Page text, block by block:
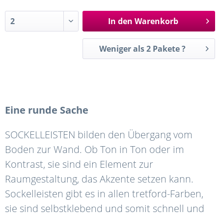
In den Warenkorb
Weniger als 2 Pakete ?
Eine runde Sache
SOCKELLEISTEN bilden den Übergang vom
Boden zur Wand. Ob Ton in Ton oder im
Kontrast, sie sind ein Element zur
Raumgestaltung, das Akzente setzen kann.
Sockelleisten gibt es in allen tretford-Farben,
sie sind selbstklebend und somit schnell und